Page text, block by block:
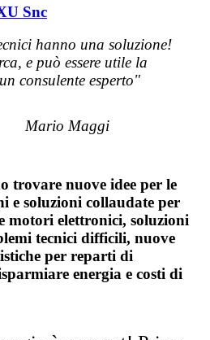
Snc
hanno una soluzione!
e può essere utile la
consulente esperto"
Mario Maggi
trovare nuove idee per le
e soluzioni collaudate per
motori elettronici, soluzioni
tecnici difficili, nuove
per reparti di
energia e costi di